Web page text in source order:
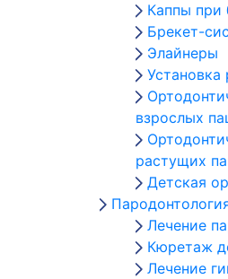
Каппы при
Брекет-
Элайнеры
Установка
взрослых
растущих
Детская
Лечение
Кюретаж
Лечение